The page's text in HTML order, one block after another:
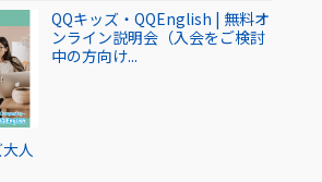
大人
QQキッズ・QQEnglish | 無料オ
ンライン説明会（入会をご検討
中の方向け...